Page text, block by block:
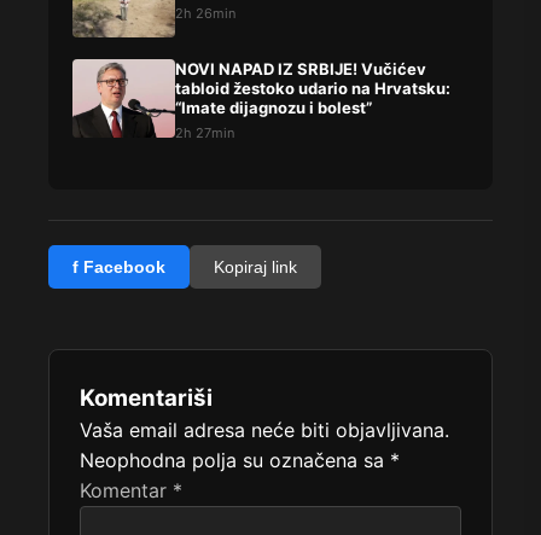
2h 26min
NOVI NAPAD IZ SRBIJE! Vučićev
tabloid žestoko udario na Hrvatsku:
“Imate dijagnozu i bolest”
2h 27min
f Facebook Kopiraj link
Komentariši
Vaša email adresa neće biti objavljivana.
Neophodna polja su označena sa *
Komentar *